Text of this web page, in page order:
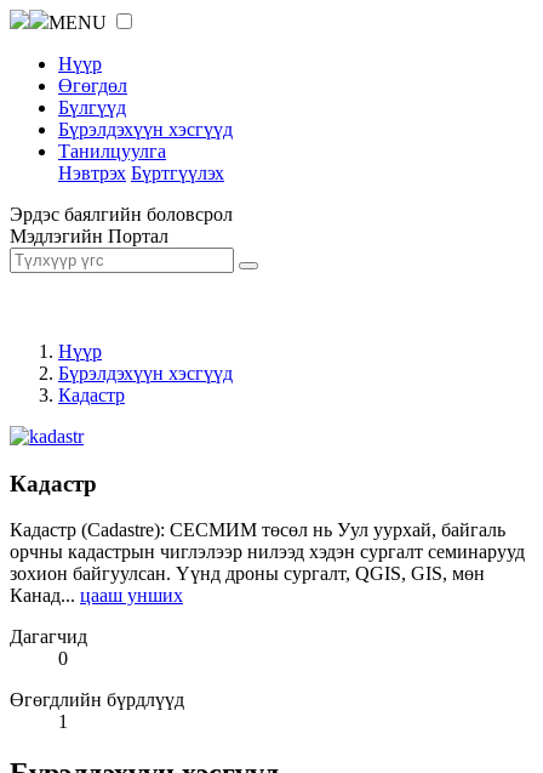
MENU
Нүүр
Өгөгдөл
Бүлгүүд
Бүрэлдэхүүн хэсгүүд
Танилцуулга
Нэвтрэх Бүртгүүлэх
Эрдэс баялгийн боловсрол
Мэдлэгийн Портал
Нүүр
Бүрэлдэхүүн хэсгүүд
Кадастр
Кадастр
Кадастр (Cadastre): СЕСМИМ төсөл нь Уул уурхай, байгаль
орчны кадастрын чиглэлээр нилээд хэдэн сургалт семинарууд
зохион байгуулсан. Үүнд дроны сургалт, QGIS, GIS, мөн
Канад... цааш унших
Дагагчид
0
Өгөгдлийн бүрдлүүд
1